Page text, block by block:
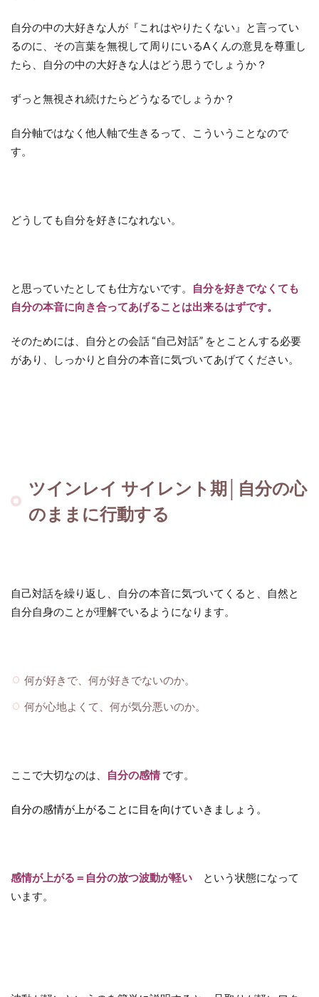
自分の中の大好きな人が『これはやりたくない』と言ってい
るのに、その言葉を無視して周りにいるAくんの意見を尊重し
たら、自分の中の大好きな人はどう思うでしょうか？
ずっと無視され続けたらどうなるでしょうか？
自分軸ではなく他人軸で生きるって、こういうことなので
す。
どうしても自分を好きになれない。
と思っていたとしても仕方ないです。
自分を好きでなくても
自分の本音に向き合ってあげることは出来るはずです。
そのためには、自分との会話 “自己対話” をとことんする必要
があり、しっかりと自分の本音に気づいてあげてください。
ツインレイ サイレント期│自分の心
のままに行動する
自己対話を繰り返し、自分の本音に気づいてくると、自然と
自分自身のことが理解でいるようになります。
何が好きで、何が好きでないのか。
何が心地よくて、何が気分悪いのか。
ここで大切なのは、 自分の感情 です。
自分の感情が上がることに目を向けていきましょう。
感情が上がる＝自分の放つ波動が軽い という状態になって
います。